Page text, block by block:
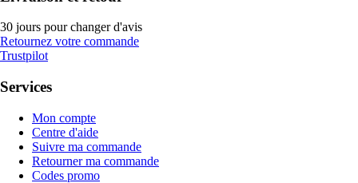
30 jours pour changer d'avis
Retournez votre commande
Trustpilot
Services
Mon compte
Centre d'aide
Suivre ma commande
Retourner ma commande
Codes promo